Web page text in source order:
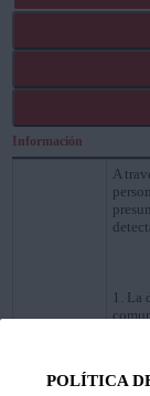
POLÍTICA
Información
A
1. La
2. Se